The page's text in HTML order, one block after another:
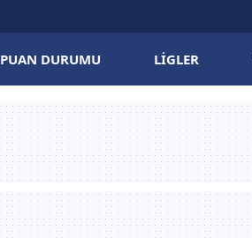
PUAN DURUMU LIGLER